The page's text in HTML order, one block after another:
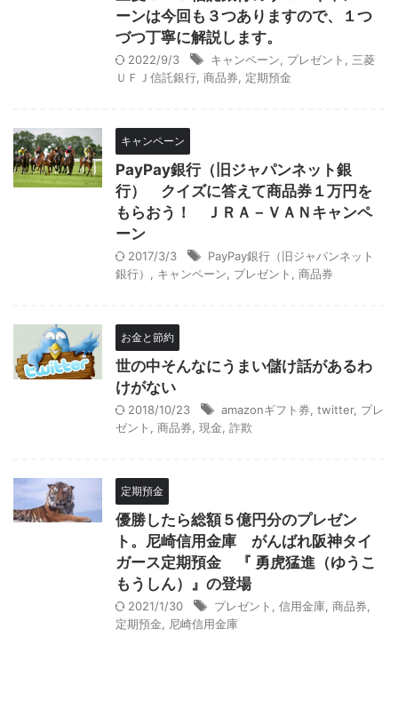
ーンは今回も３つありますので、１つ
づつ丁寧に解説します。
2022/9/3 キャンペーン プレゼント
三菱
ＵＦＪ信託銀行 商品券 定期預金
キャンペーン
PayPay銀行（旧ジャパンネット銀
行） クイズに答えて商品券１万円を
もらおう！ ＪＲＡ－ＶＡＮキャンペ
ーン
2017/3/3
PayPay銀行（旧ジャパンネット
銀行）
キャンペーン プレゼント 商品券
お金と節約
世の中そんなにうまい儲け話があるわ
けがない
2018/10/23 amazonギフト券 twitter, プレ
ゼント
商品券 現金 詐欺
定期預金
優勝したら総額５億円分のプレゼン
ト。尼崎信用金庫 がんばれ阪神タイ
ガース定期預金 『 勇虎猛進（ゆうこ
もうしん）』の登場
2021/1/30 プレゼント 信用金庫 商品券
定期預金
尼崎信用金庫